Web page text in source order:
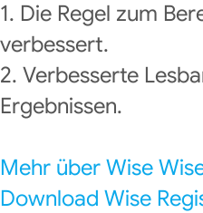
1. Die Regel zum
verbessert.
2. Verbesserte
Ergebnissen.
Mehr über Wise
Download Wise